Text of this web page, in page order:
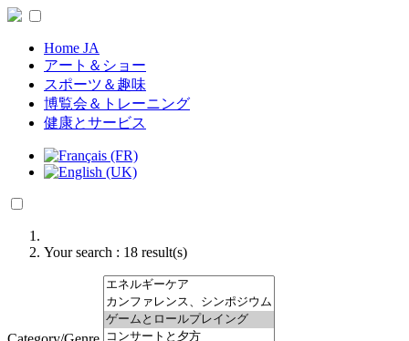
Home JA
アート＆ショー
スポーツ＆趣味
博覧会＆トレーニング
健康とサービス
Your search : 18 result(s)